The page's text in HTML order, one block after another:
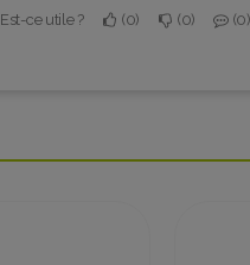
Est-ce utile ? 0 0 0